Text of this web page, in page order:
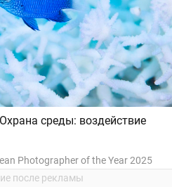
среды: воздействие
Photographer of the Year 2025